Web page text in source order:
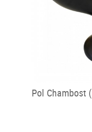
Pol Chambost